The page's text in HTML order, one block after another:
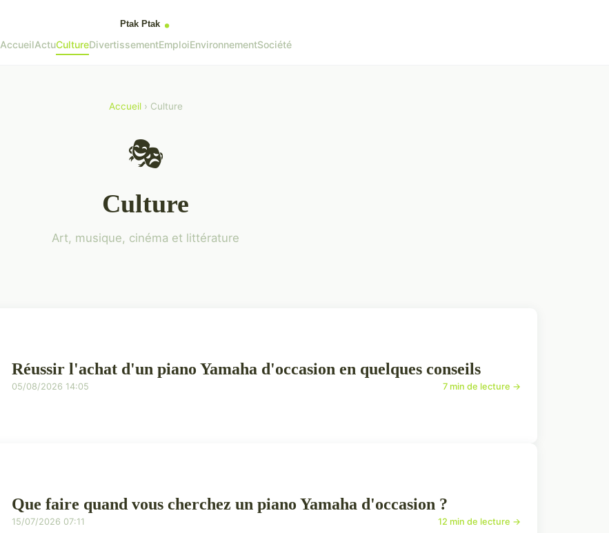
AccueilActuCultureDivertissementEmploiEnvironnementSociété
Accueil› Culture
🎭
Culture
Art, musique, cinéma et littérature
Réussir l'achat d'un piano Yamaha d'occasion en quelques conseils
05/08/2026 14:05 7 min de lecture →
Que faire quand vous cherchez un piano Yamaha d'occasion ?
15/07/2026 07:11 12 min de lecture →